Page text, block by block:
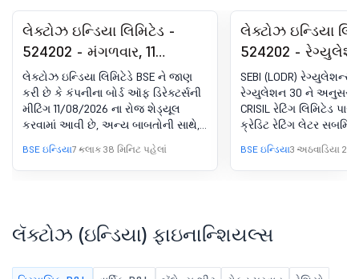
લેક્ટોઝ ઇન્ડિયા લિમિટેડ -
524202 - મંગળવાર, 11
ઓગસ્ટ, 2026 ના રોજ
આયોજિત મીટિંગ માટે બોર્ડ
મીટિંગની સૂચના
લેક્ટોઝ ઇન્ડિયા લિમિટેડે BSE ને જાણ
કરી છે કે કંપનીના બોર્ડ ઑફ ડિરેક્ટર્સની
મીટિંગ 11/08/2026 ના રોજ શેડ્યૂલ
કરવામાં આવી છે, અન્ય બાબતોની સાથે, 1
ને ધ્યાનમાં લેવા અને મંજૂરી આપવા માટે.
30 જૂન, 2026 ના રોજ સમાપ્ત થયેલ
પ્રથમ ત્રિમાસિક માટે કંપનીના વૈધાનિક
ફાઇનાન્શિયલ પરિણામોને ધ્યાનમાં લેવા
અને મંજૂરી આપવા માટે; 2. અધ્યક્ષની
બિઝનેસને ધ્યાનમાં લેવા માટે
BSE ઇન્ડિયા7 કલાક 38 મિનિટ પહેલાં
લેક્ટોઝ ઇન્ડિયા
524202 -
30(LODR) હેઠળ
ક્રેડિટ રેટિંગ
SEBI (LODR) રેગ્યુલેશન્સ
રેગ્યુલેશન 30 ને
CRISIL રેટિંગ લિમિટેડ
ક્રેડિટ રેટિંગ લેટર
BSE ઇન્ડિયા3 અઠવાડિયા 2
લૅક્ટોઝ (ઇન્ડિયા) ફાઇનાન્શિયલ્સ